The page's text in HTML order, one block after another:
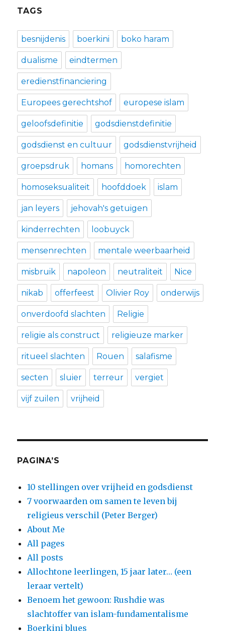
TAGS
besnijdenis boerkini boko haram
dualisme eindtermen
eredienstfinanciering
Europees gerechtshof europese islam
geloofsdefinitie godsdienstdefinitie
godsdienst en cultuur godsdienstvrijheid
groepsdruk homans homorechten
homoseksualiteit hoofddoek islam
jan leyers jehovah's getuigen
kinderrechten loobuyck
mensenrechten mentale weerbaarheid
misbruik napoleon neutraliteit Nice
nikab offerfeest Olivier Roy onderwijs
onverdoofd slachten Religie
religie als construct religieuze marker
ritueel slachten Rouen salafisme
secten sluier terreur vergiet
vijf zuilen vrijheid
PAGINA’S
10 stellingen over vrijheid en godsdienst
7 voorwaarden om samen te leven bij
religieus verschil (Peter Berger)
About Me
All pages
All posts
Allochtone leerlingen, 15 jaar later… (een
leraar vertelt)
Benoem het gewoon: Rushdie was
slachtoffer van islam-fundamentalisme
Boerkini blues